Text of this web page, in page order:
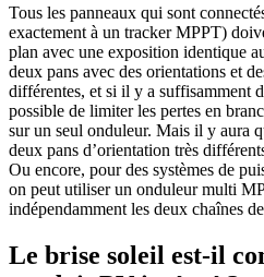
Tous les panneaux qui sont
exactement à un tracker MPPT)
plan avec une exposition identique
deux pans avec des orientations et
différentes, et si il y a suffisamment
possible de limiter les pertes en
sur un seul onduleur. Mais il y aura
deux pans d’orientation très
Ou encore, pour des systèmes de
on peut utiliser un onduleur multi
indépendamment les deux chaînes
Le brise soleil est-il